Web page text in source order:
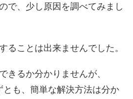
で、少し原因を調べてみまし
ることは出来ませんでした。
きるか分かりませんが、
も、簡単な解決方法は分か